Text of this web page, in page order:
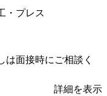
・プレス
面接時にご相談く
詳細を表示